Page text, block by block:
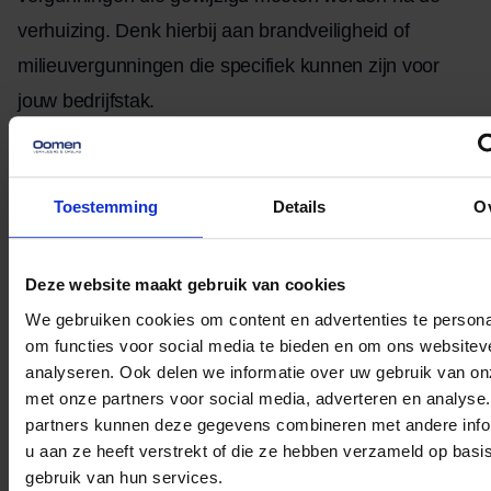
Toestemming Details
Deze website maakt gebruik van cookies
We gebruiken cookies om content en advertenties te
om functies voor social media te bieden en om ons
analyseren. Ook delen we informatie over uw gebruik van
met onze partners voor social media, adverteren en
partners kunnen deze gegevens combineren met andere
u aan ze heeft verstrekt of die ze hebben verzameld op
gebruik van hun services.
verhuizing. Denk hierbij aan brandveiligheid of
milieuvergunningen die specifiek kunnen zijn voor
jouw bedrijfstak.
Het kan ook nuttig zijn om klanten via nieuwsbrieven
Zorg ervoor dat deze stappen tijdig worden genomen,
zodat alles goed geregeld is voordat de verhuisdag
daar is. Met Oomen Verhuizers aan je zijde, weet je
zeker dat zowel het fysieke aspect als de
administratieve kant goed wordt afgehandeld,